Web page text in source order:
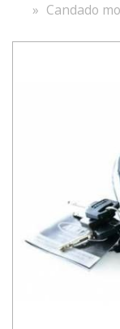
Candado